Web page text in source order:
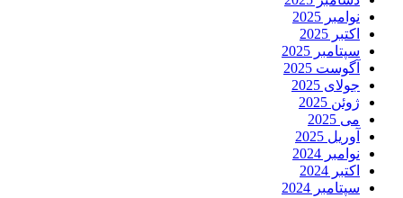
نوامبر 2025
اکتبر 2025
سپتامبر 2025
آگوست 2025
جولای 2025
ژوئن 2025
می 2025
آوریل 2025
نوامبر 2024
اکتبر 2024
سپتامبر 2024